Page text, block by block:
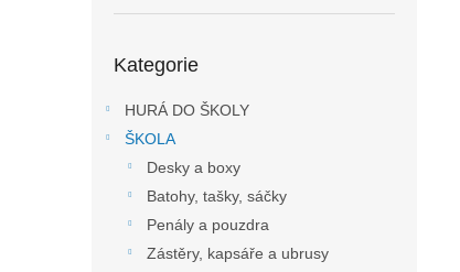
kategorie
Kategorie
HURÁ DO ŠKOLY
ŠKOLA
Desky a boxy
Batohy, tašky, sáčky
Penály a pouzdra
Zástěry, kapsáře a ubrusy